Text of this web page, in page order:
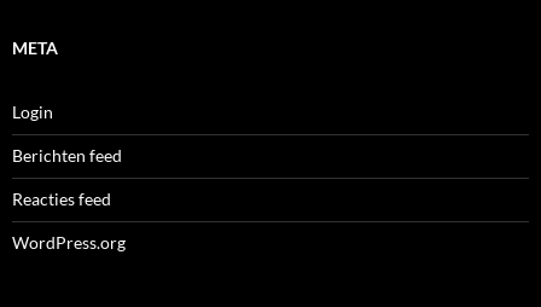
META
Login
Berichten feed
Reacties feed
WordPress.org